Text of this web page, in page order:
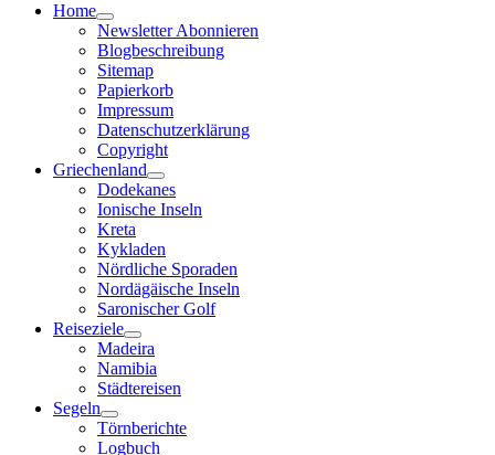
Home
Newsletter Abonnieren
Blogbeschreibung
Sitemap
Papierkorb
Impressum
Datenschutzerklärung
Copyright
Griechenland
Dodekanes
Ionische Inseln
Kreta
Kykladen
Nördliche Sporaden
Nordägäische Inseln
Saronischer Golf
Reiseziele
Madeira
Namibia
Städtereisen
Segeln
Törnberichte
Logbuch